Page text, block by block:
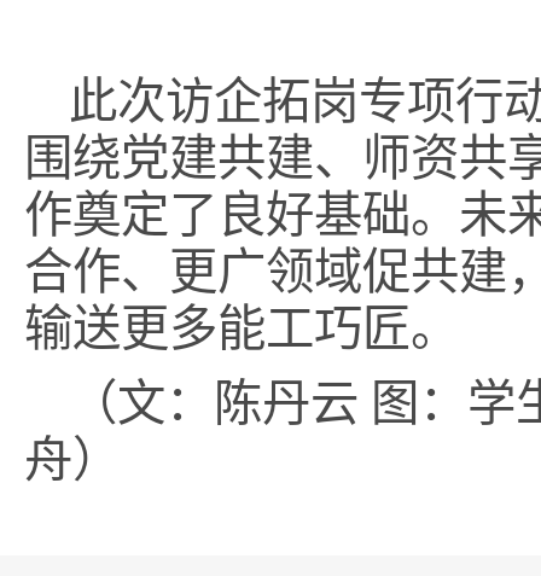
此次访企拓岗专项行
围绕党建共建、师资共
作奠定了良好基础。未
合作、更广领域促共建
输送更多能工巧匠。
（文：陈丹云 图：
舟）